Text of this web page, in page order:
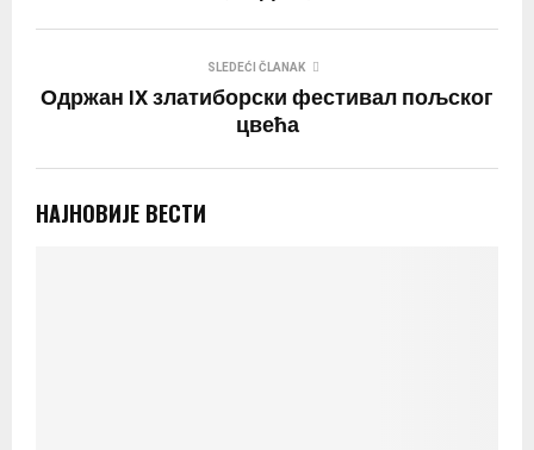
SLEDEĆI ČLANAK
Одржан IX златиборски фестивал пољског
цвећа
НАЈНОВИЈЕ ВЕСТИ